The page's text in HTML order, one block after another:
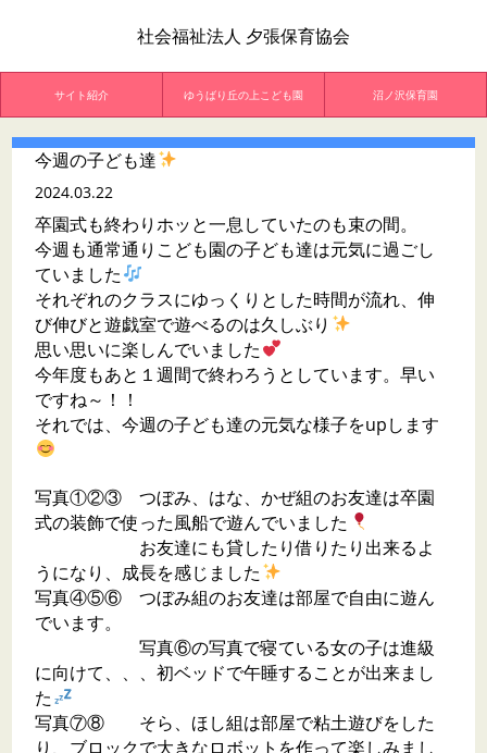
社会福祉法人 夕張保育協会
サイト紹介 ゆうばり丘の上こども園 沼ノ沢保育園
今週の子ども達
2024.03.22
卒園式も終わりホッと一息していたのも束の間。
今週も通常通りこども園の子ども達は元気に過ごし
ていました
それぞれのクラスにゆっくりとした時間が流れ、伸
び伸びと遊戯室で遊べるのは久しぶり
思い思いに楽しんでいました
今年度もあと１週間で終わろうとしています。早い
ですね～！！
それでは、今週の子ども達の元気な様子をupします
写真①②③ つぼみ、はな、かぜ組のお友達は卒園
式の装飾で使った風船で遊んでいました
お友達にも貸したり借りたり出来るよ
うになり、成長を感じました
写真④⑤⑥ つぼみ組のお友達は部屋で自由に遊ん
でいます。
写真⑥の写真で寝ている女の子は進級
に向けて、、、初ベッドで午睡することが出来まし
た
写真⑦⑧ そら、ほし組は部屋で粘土遊びをした
り、ブロックで大きなロボットを作って楽しみまし